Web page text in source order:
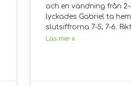
och en vändning från
lyckades Gabriel ta
slutsiffrorna 7-5, 7-6.
Läs mer »